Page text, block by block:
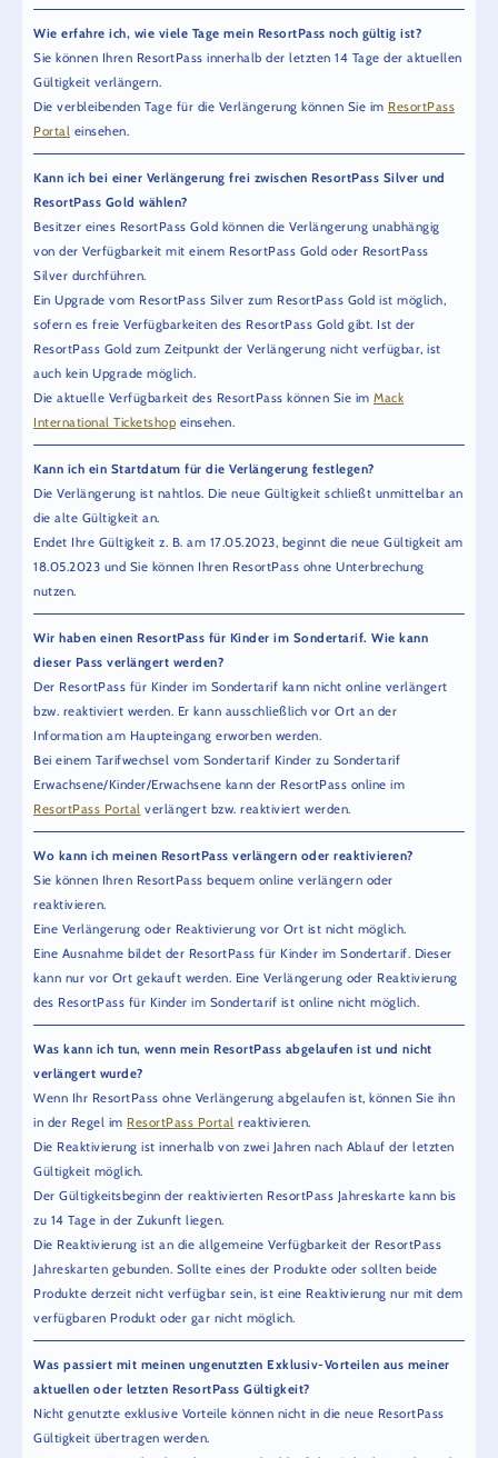
Wie erfahre ich, wie viele Tage mein ResortPass noch gültig ist?
Sie können Ihren ResortPass innerhalb der letzten 14 Tage der aktuellen
Gültigkeit verlängern.
Die verbleibenden Tage für die Verlängerung können Sie im ResortPass
Portal einsehen.
Kann ich bei einer Verlängerung frei zwischen ResortPass Silver und
ResortPass Gold wählen?
Besitzer eines ResortPass Gold können die Verlängerung unabhängig
von der Verfügbarkeit mit einem ResortPass Gold oder ResortPass
Silver durchführen.
Ein Upgrade vom ResortPass Silver zum ResortPass Gold ist möglich,
sofern es freie Verfügbarkeiten des ResortPass Gold gibt. Ist der
ResortPass Gold zum Zeitpunkt der Verlängerung nicht verfügbar, ist
auch kein Upgrade möglich.
Die aktuelle Verfügbarkeit des ResortPass können Sie im Mack
International Ticketshop einsehen.
Kann ich ein Startdatum für die Verlängerung festlegen?
Die Verlängerung ist nahtlos. Die neue Gültigkeit schließt unmittelbar an
die alte Gültigkeit an.
Endet Ihre Gültigkeit z. B. am 17.05.2023, beginnt die neue Gültigkeit am
18.05.2023 und Sie können Ihren ResortPass ohne Unterbrechung
nutzen.
Wir haben einen ResortPass für Kinder im Sondertarif. Wie kann
dieser Pass verlängert werden?
Der ResortPass für Kinder im Sondertarif kann nicht online verlängert
bzw. reaktiviert werden. Er kann ausschließlich vor Ort an der
Information am Haupteingang erworben werden.
Bei einem Tarifwechsel vom Sondertarif Kinder zu Sondertarif
Erwachsene/Kinder/Erwachsene kann der ResortPass online im
ResortPass Portal verlängert bzw. reaktiviert werden.
Wo kann ich meinen ResortPass verlängern oder reaktivieren?
Sie können Ihren ResortPass bequem online verlängern oder
reaktivieren.
Eine Verlängerung oder Reaktivierung vor Ort ist nicht möglich.
Eine Ausnahme bildet der ResortPass für Kinder im Sondertarif. Dieser
kann nur vor Ort gekauft werden. Eine Verlängerung oder Reaktivierung
des ResortPass für Kinder im Sondertarif ist online nicht möglich.
Was kann ich tun, wenn mein ResortPass abgelaufen ist und nicht
verlängert wurde?
Wenn Ihr ResortPass ohne Verlängerung abgelaufen ist, können Sie ihn
in der Regel im ResortPass Portal reaktivieren.
Die Reaktivierung ist innerhalb von zwei Jahren nach Ablauf der letzten
Gültigkeit möglich.
Der Gültigkeitsbeginn der reaktivierten ResortPass Jahreskarte kann bis
zu 14 Tage in der Zukunft liegen.
Die Reaktivierung ist an die allgemeine Verfügbarkeit der ResortPass
Jahreskarten gebunden. Sollte eines der Produkte oder sollten beide
Produkte derzeit nicht verfügbar sein, ist eine Reaktivierung nur mit dem
verfügbaren Produkt oder gar nicht möglich.
Was passiert mit meinen ungenutzten Exklusiv-Vorteilen aus meiner
aktuellen oder letzten ResortPass Gültigkeit?
Nicht genutzte exklusive Vorteile können nicht in die neue ResortPass
Gültigkeit übertragen werden.